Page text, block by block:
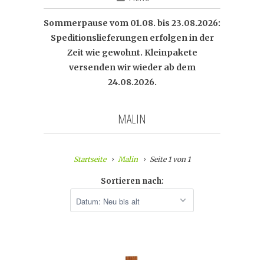
Sommerpause vom 01.08. bis 23.08.2026:
Speditionslieferungen erfolgen in der
Zeit wie gewohnt. Kleinpakete
versenden wir wieder ab dem
24.08.2026.
MALIN
Startseite Malin Seite 1 von 1
Sortieren nach: